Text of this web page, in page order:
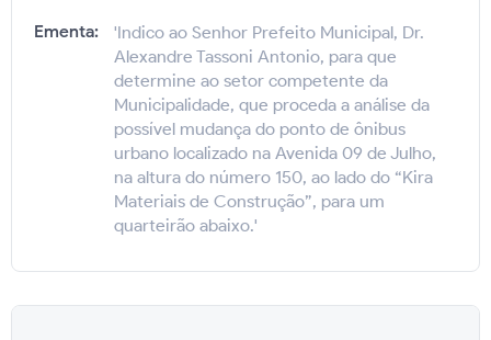
Ementa:
'Indico ao Senhor Prefeito Municipal, Dr.
Alexandre Tassoni Antonio, para que
determine ao setor competente da
Municipalidade, que proceda a análise da
possível mudança do ponto de ônibus
urbano localizado na Avenida 09 de Julho,
na altura do número 150, ao lado do “Kira
Materiais de Construção”, para um
quarteirão abaixo.'